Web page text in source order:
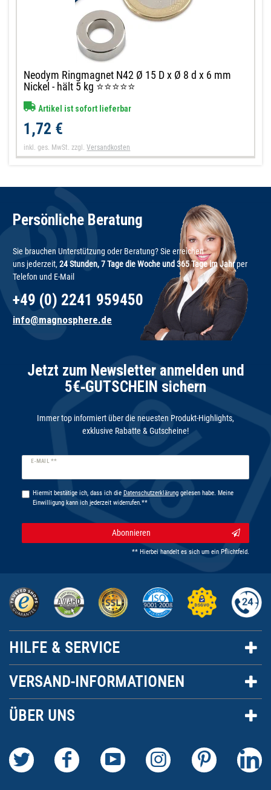
Neodym Ringmagnet N42 Ø 15 D x Ø 8 d x 6 mm
Nickel - hält 5 kg ⭐⭐⭐⭐⭐
Artikel ist sofort lieferbar
1,72 €
inkl. ges. MwSt. zzgl.Versandkosten
Persönliche Beratung
Sie brauchen Unterstützung oder Beratung? Sie erreichen
uns jederzeit, 24 Stunden, 7 Tage die Woche und 365 Tage im Jahrper
Telefon und E-Mail
+49 (0) 2241 959450
info@magnosphere.de
Jetzt zum Newsletter anmelden und
5€‑GUTSCHEIN sichern
Immer top informiert über die neuesten Produkt-Highlights,
exklusive Rabatte & Gutscheine!
E-MAIL **
Newsletter
Hiermit bestätige ich, dass ich die Daten­schutz­erklärunggelesen habe. Meine
Einwilligung kann ich jederzeit widerrufen.**
Abonnieren
** Hierbei handelt es sich um ein Pflichtfeld.
HILFE & SERVICE
VERSAND-INFORMATIONEN
ÜBER UNS